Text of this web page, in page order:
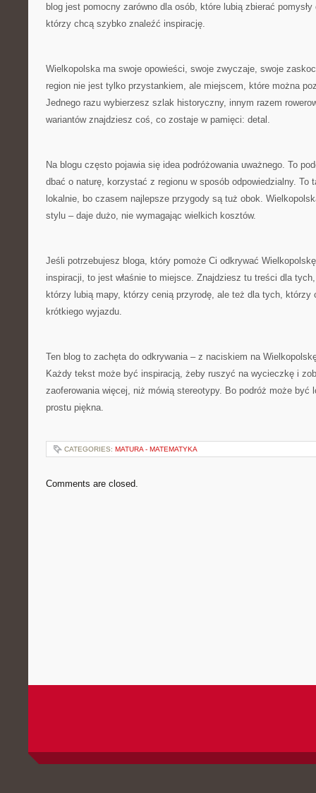
blog jest pomocny zarówno dla osób, które lubią zbierać
którzy chcą szybko znaleźć inspirację.
Wielkopolska ma swoje opowieści, swoje zwyczaje, swoje
region nie jest tylko przystankiem, ale miejscem, które można
Jednego razu wybierzesz szlak historyczny, innym razem
wariantów znajdziesz coś, co zostaje w pamięci: detal.
Na blogu często pojawia się idea podróżowania uważnego. To
dbać o naturę, korzystać z regionu w sposób odpowiedzialny. To
lokalnie, bo czasem najlepsze przygody są tuż obok.
stylu – daje dużo, nie wymagając wielkich kosztów.
Jeśli potrzebujesz bloga, który pomoże Ci odkrywać
inspiracji, to jest właśnie to miejsce. Znajdziesz tu treści dla
którzy lubią mapy, którzy cenią przyrodę, ale też dla tych,
krótkiego wyjazdu.
Ten blog to zachęta do odkrywania – z naciskiem na
Każdy tekst może być inspiracją, żeby ruszyć na wycieczkę i
zaoferowania więcej, niż mówią stereotypy. Bo podróż może być
prostu piękna.
CATEGORIES: MATURA - MATEMATYKA
Comments are closed.